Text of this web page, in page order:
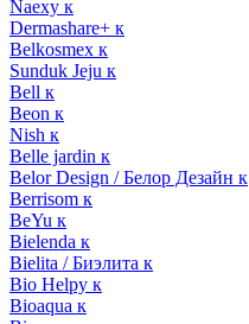
Naexy к
Dermashare+ к
Belkosmex к
Sunduk Jeju к
Bell к
Beon к
Nish к
Belle jardin к
Belor Design / Белор Дезайн к
Berrisom к
BeYu к
Bielenda к
Bielita / Биэлита к
Bio Helpy к
Bioaqua к